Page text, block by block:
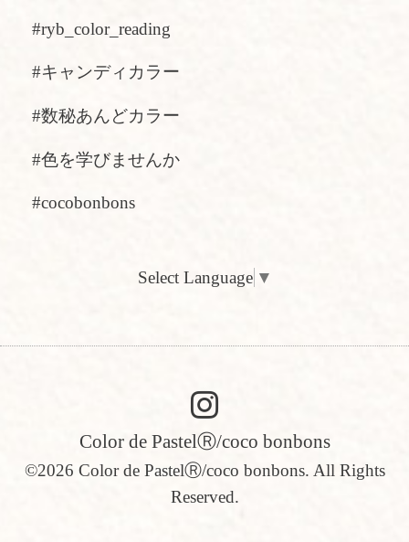
#ryb_color_reading
#キャンディカラー
#数秘あんどカラー
#色を学びませんか
#cocobonbons
Select Language ▼
Color de PastelⓇ/coco bonbons
©2026 Color de PastelⓇ/coco bonbons. All Rights
Reserved.